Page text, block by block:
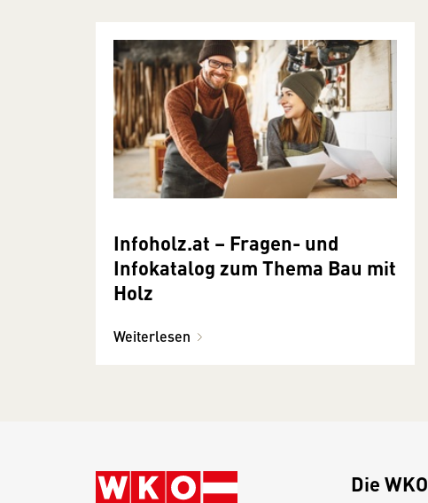
Infoholz.at – Fragen- und
Infokatalog zum Thema Bau mit
Holz
Weiterlesen
Die WKO